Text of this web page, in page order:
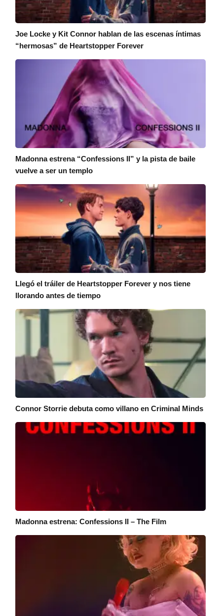
Joe Locke y Kit Connor hablan de las escenas íntimas
“hermosas” de Heartstopper Forever
Madonna estrena “Confessions II” y la pista de baile
vuelve a ser un templo
Llegó el tráiler de Heartstopper Forever y nos tiene
llorando antes de tiempo
Connor Storrie debuta como villano en Criminal Minds
Madonna estrena: Confessions II – The Film